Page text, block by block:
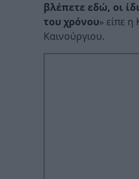
βλέπετε εδώ, οι
του χρόνου» είπε η
Καινούργιου.